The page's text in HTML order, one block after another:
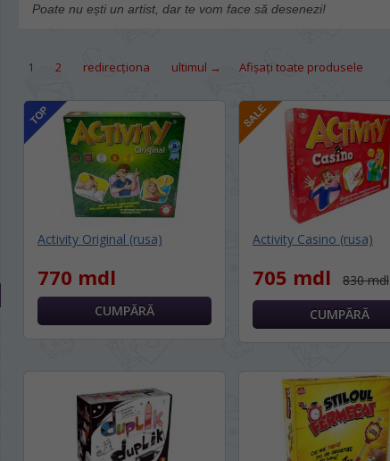
Poate nu ești un artist, dar te vom face să desenezi!
1 2 redirecţiona ultimul → Afișați toate produsele
Activity Original (rusa)
770 mdl
Activity Casino (rusa)
705 mdl 830 mdl
LIMBA SITE-ULUI / ЯЗЫК САЙТА
În ce limbă ați dori să vedeți site-ul nostru?
На каком языке Вы хотите просматривать наш сайт?